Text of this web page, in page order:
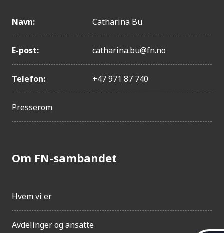
Navn: Catharina Bu
E-post: catharina.bu@fn.no
Telefon: +47 971 87 740
Presserom
Om FN-sambandet
Hvem vi er
Avdelinger og ansatte